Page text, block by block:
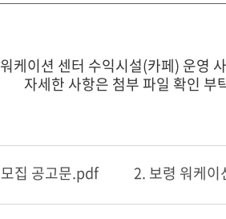
케이션 센터 수익시설(카페) 운영
자세한 사항은 첨부 파일 확인 부
집 공고문.pdf 2. 보령 워케